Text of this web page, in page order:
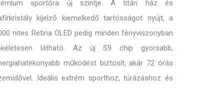
sportóra új szintje. A titán ház és
kijelző kiemelkedő tartósságot nyújt, a
nites Retina OLED pedig minden fényviszonyban
látható. Az új S9 chip gyorsabb,
működést biztosít, akár 72 órás
Ideális extrém sporthoz, túrázáshoz és